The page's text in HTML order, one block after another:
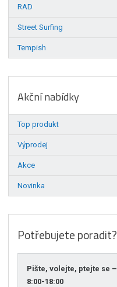
RAD
Street Surfing
Tempish
Akční nabídky
Top produkt
Výprodej
Akce
Novinka
Potřebujete poradit?
Pište, volejte, ptejte se
8:00-18:00